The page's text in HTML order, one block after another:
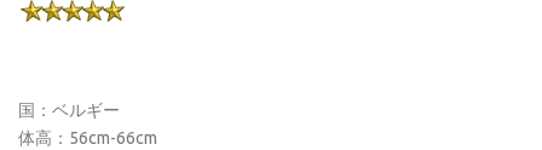
国：ベルギー
体高：56cm-66cm